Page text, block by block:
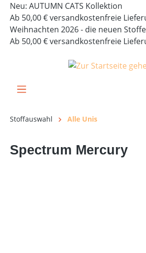
springen
Neu: AUTUMN CATS Kollektion
Ab 50,00 € versandkostenfreie
Weihnachten 2026 - die neuen
Ab 50,00 € versandkostenfreie
Stoffauswahl Alle Unis
Spectrum Mercury